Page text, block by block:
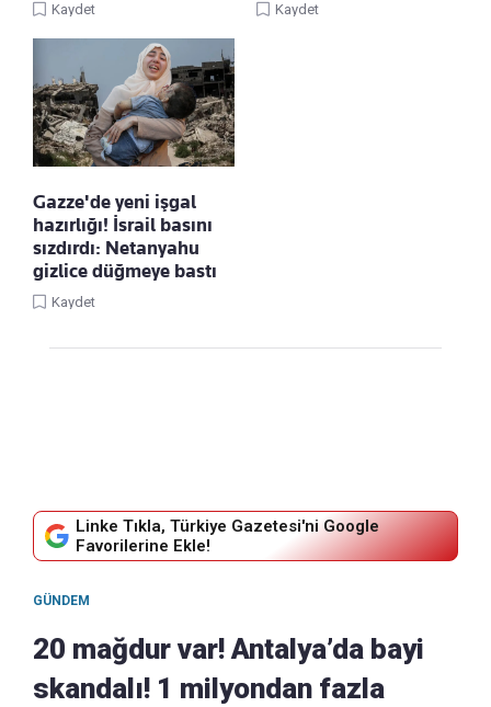
Kaydet Kaydet
Gazze'de yeni işgal
hazırlığı! İsrail basını
sızdırdı: Netanyahu
gizlice düğmeye bastı
Kaydet
Linke Tıkla, Türkiye Gazetesi'ni Google
Favorilerine Ekle!
GÜNDEM
20 mağdur var! Antalya’da bayi
skandalı! 1 milyondan fazla